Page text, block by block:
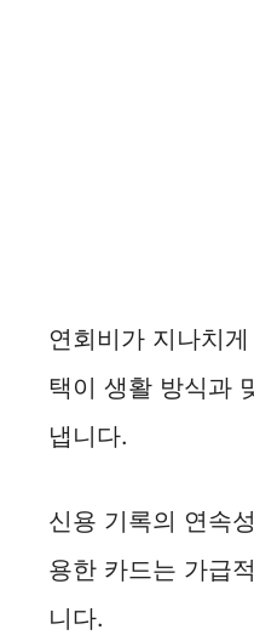
연회비가 지나치
택이 생활 방식과
냅니다.
신용 기록의 연속
용한 카드는 가급
니다.